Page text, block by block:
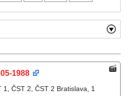
1988
1, ČST 2, ČST 2 Bratislava, 1